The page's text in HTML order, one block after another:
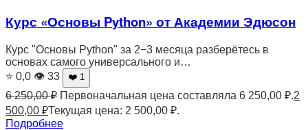
Курс «Основы Python» от Академии Эдюсон
Курс "Основы Python" за 2−3 месяца разберётесь в
основах самого универсального и…
⭐ 0,0 👁 33 ❤️ 1
6 250,00₽ Первоначальная цена составляла 6 250,00 ₽.2
500,00 ₽Текущая цена: 2 500,00 ₽.
Подробнее